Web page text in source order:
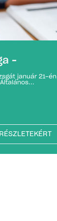
–
január 21-én